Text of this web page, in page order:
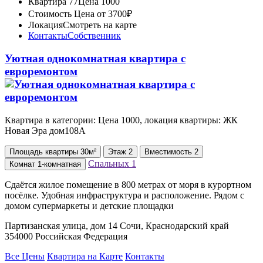
Стоимость Цена от 3700₽
ЛокацияСмотреть на карте
КонтактыСобственник
Уютная однокомнатная квартира с
евроремонтом
Квартира в категории: Цена 1000, локация квартиры: ЖК
Новая Эра дом108А
Площадь квартиры 30м² Этаж 2 Вместимость 2
Комнат 1-комнатная Спальных 1
Сдаётся жилое помещение в 800 метрах от моря в курортном
посёлке. Удобная инфраструктура и расположение. Рядом с
домом супермаркеты и детские площадки
Партизанская улица, дом 14 Сочи, Краснодарский край
354000 Российская Федерация
Все Цены Квартира на Карте Контакты